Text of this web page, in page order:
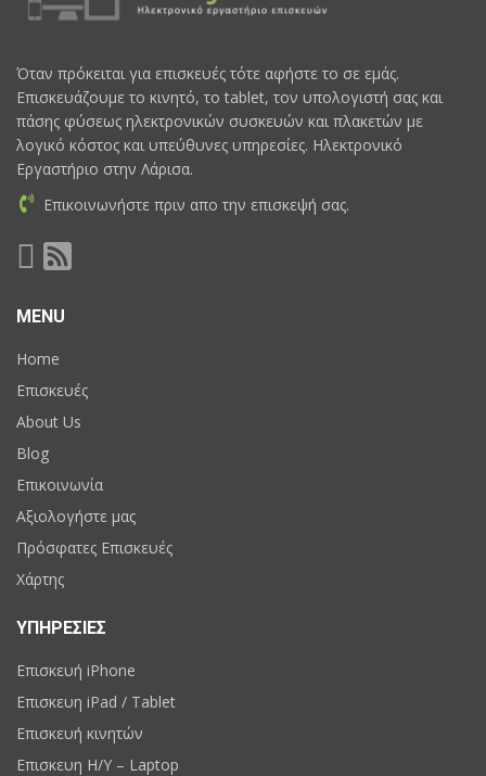
Όταν πρόκειται για επισκευές τότε αφήστε το σε εμάς.
Επισκευάζουμε το κινητό, το tablet, τον υπολογιστή σας και
πάσης φύσεως ηλεκτρονικών συσκευών και πλακετών με
λογικό κόστος και υπεύθυνες υπηρεσίες. Ηλεκτρονικό
Εργαστήριο στην Λάρισα.
Επικοινωνήστε πριν απο την επισκεψή σας.
MENU
Home
Επισκευές
About Us
Blog
Επικοινωνία
Αξιολογήστε μας
Πρόσφατες Επισκευές
Χάρτης
ΥΠΗΡΕΣΙΕΣ
Επισκευή iPhone
Επισκευη iPad / Tablet
Επισκευή κινητών
Επισκευη H/Y – Laptop